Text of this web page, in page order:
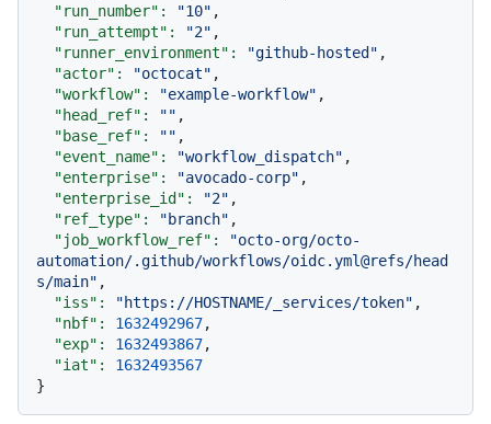
"run_number":
"10" ,
"run_attempt":
"2" ,
"runner_environment":
"github-hosted" ,
"actor":
"octocat" ,
"workflow":
"example-workflow" ,
"head_ref":
"" ,
"base_ref":
"" ,
"event_name":
"workflow_dispatch" ,
"enterprise":
"avocado-corp" ,
"enterprise_id":
"2" ,
"ref_type":
"branch" ,
"job_workflow_ref":
"octo-org/octo-
automation/.github/workflows/oidc.yml@refs/head
s/main" ,
"iss":
"https://HOSTNAME/_services/token" ,
"nbf":
1632492967,
"exp":
1632493867,
"iat":
1632493567